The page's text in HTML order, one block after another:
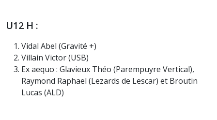
U12 H :
Vidal Abel (Gravité +)
Villain Victor (USB)
Ex aequo : Glavieux Théo (Parempuyre Vertical),
Raymond Raphael (Lezards de Lescar) et Broutin
Lucas (ALD)